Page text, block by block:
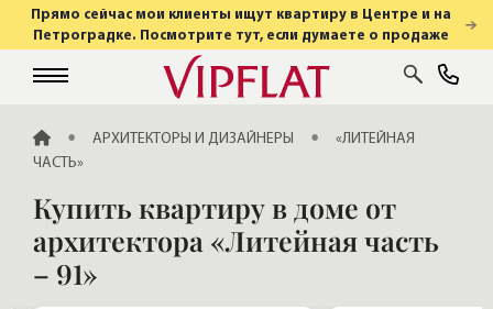
Прямо сейчас мои клиенты ищут квартиру в Центре и на
Петроградке. Посмотрите тут, если думаете о продаже
ГЛАВНАЯАРХИТЕКТОРЫ И ДИЗАЙНЕРЫ
«ЛИТЕЙНАЯ
ЧАСТЬ»
Купить квартиру в доме от
архитектора «Литейная часть
– 91»